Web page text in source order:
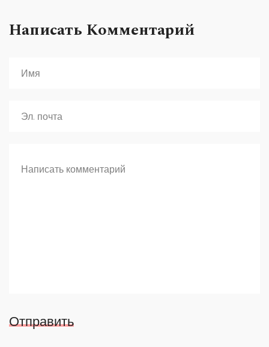
Написать Комментарий
Отправить